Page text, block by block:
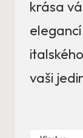
krása
vaši